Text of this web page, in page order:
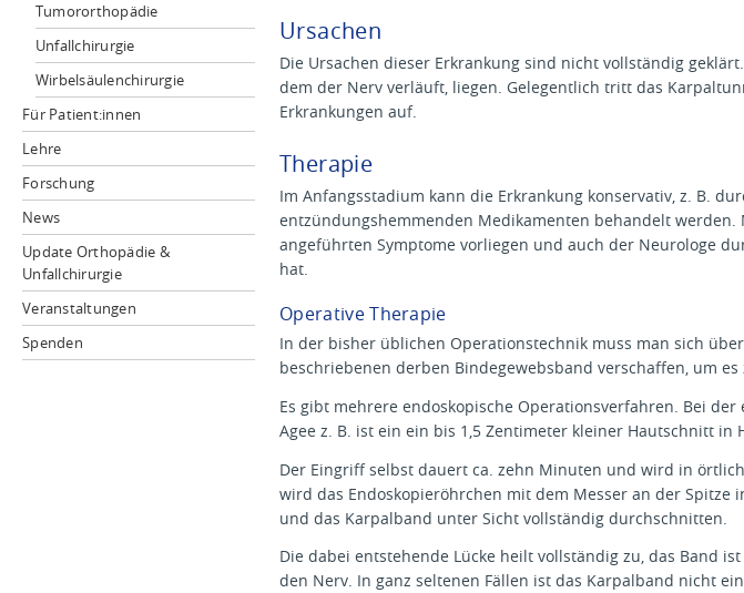
Tumororthopädie
Unfallchirurgie
Wirbelsäulenchirurgie
Für Patient:innen
Lehre
Forschung
News
Update Orthopädie &
Unfallchirurgie
Veranstaltungen
Spenden
Ursachen
Die Ursachen dieser Erkrankung sind nicht vollständig
dem der Nerv verläuft, liegen. Gelegentlich tritt das
Erkrankungen auf.
Therapie
Im Anfangsstadium kann die Erkrankung konservativ, z. B.
entzündungshemmenden Medikamenten behandelt
angeführten Symptome vorliegen und auch der Neurologe
hat.
Operative Therapie
In der bisher üblichen Operationstechnik muss man sich
beschriebenen derben Bindegewebsband verschaffen, um
Es gibt mehrere endoskopische Operationsverfahren. Bei
Agee z. B. ist ein ein bis 1,5 Zentimeter kleiner Hautschnitt in
Der Eingriff selbst dauert ca. zehn Minuten und wird in
wird das Endoskopieröhrchen mit dem Messer an der
und das Karpalband unter Sicht vollständig durchschnitten.
Die dabei entstehende Lücke heilt vollständig zu, das Band
den Nerv. In ganz seltenen Fällen ist das Karpalband nicht